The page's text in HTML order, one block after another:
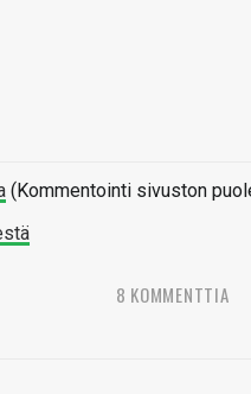
(Kommentointi sivuston
8 KOMMENTTIA